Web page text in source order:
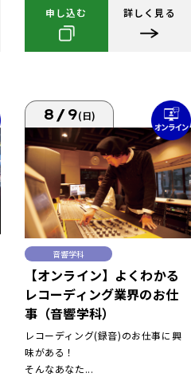
申し込む 詳しく見る
8/9(日)
音響学科
【オンライン】よくわかる
レコーディング業界のお仕
事（音響学科）
レコーディング(録音)のお仕事に興
味がある！
そんなあなた...